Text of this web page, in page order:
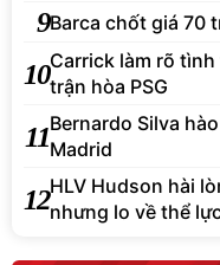
9Barca chốt giá 70
10Carrick làm rõ
trận hòa PSG
11Bernardo Silva
Madrid
12HLV Hudson hài
nhưng lo về thể